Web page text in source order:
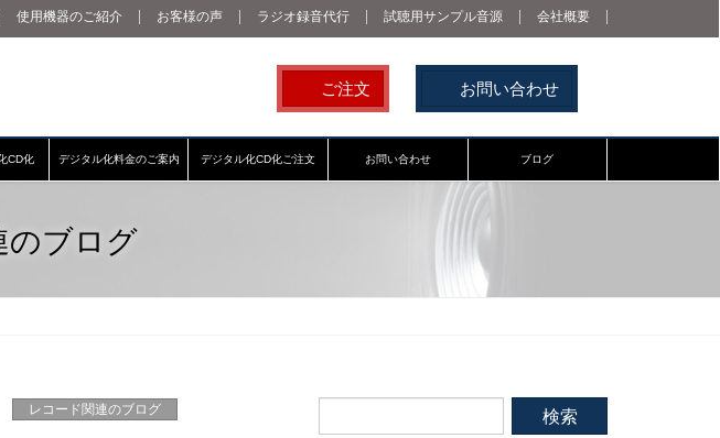
使用機器のご紹介 お客様の声 ラジオ録音代行 試聴用サンプル音源 会社概要
ご注文 お問い合わせ
CD化 デジタル化料金のご案内 デジタル化CD化ご注文 お問い合わせ ブログ
のブログ
レコード関連のブログ